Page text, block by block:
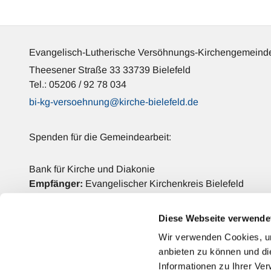
Diese Webseite
Wir verwenden Cookies,
anbieten zu können und
Informationen zu Ihrer
Evangelisch-Lutherische Versöhnungs-
Theesener Straße 33 33739 Bielefeld
Tel.: 05206 / 92 78 034
bi-kg-versoehnung@kirche-bielefeld.de
Spenden für die Gemeindearbeit:
Bank für Kirche und Diakonie
Empfänger: Evangelischer Kirchenkreis Bielefeld